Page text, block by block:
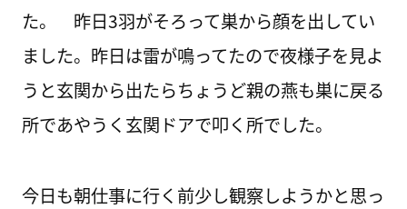
た。 昨日3羽がそろって巣から顔を出してい
ました。昨日は雷が鳴ってたので夜様子を見よ
うと玄関から出たらちょうど親の燕も巣に戻る
所であやうく玄関ドアで叩く所でした。
今日も朝仕事に行く前少し観察しようかと思っ